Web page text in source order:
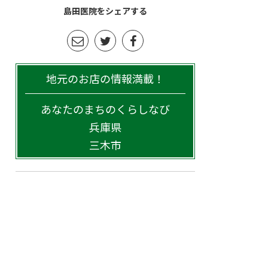
島田医院をシェアする
地元のお店の情報満載！
あなたのまちのくらしなび
兵庫県
三木市